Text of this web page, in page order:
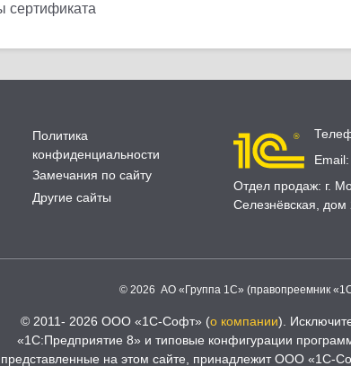
сертификата
Политика
конфиденциальности
Замечания по сайту
Другие сайты
Email:
Отдел продаж: г.
Селезнёвская, дом
© 2026 АО «Группа 1С» (правопреемник
© 2011- 2026 ООО «1С-Софт» (о компании).
«1С:Предприятие 8» и типовые конфигурации
представленные на этом сайте, принадлежит ООО «1С-